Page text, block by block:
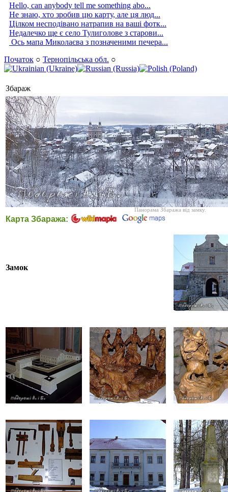
Hello, can anybody tell me something abo...
Не знаю, хто зробив цю карту, але ця люд...
Цілком несподівано натрапив на ваші фотк...
Недалечко ще є село Тулиголове з старови...
Ось мапа Миколаєва з позначеними печера...
Початок ○ Тернопільська обл. ○
Збараж
Панорама Збаража від замку.
Карта Збаража:
Замок